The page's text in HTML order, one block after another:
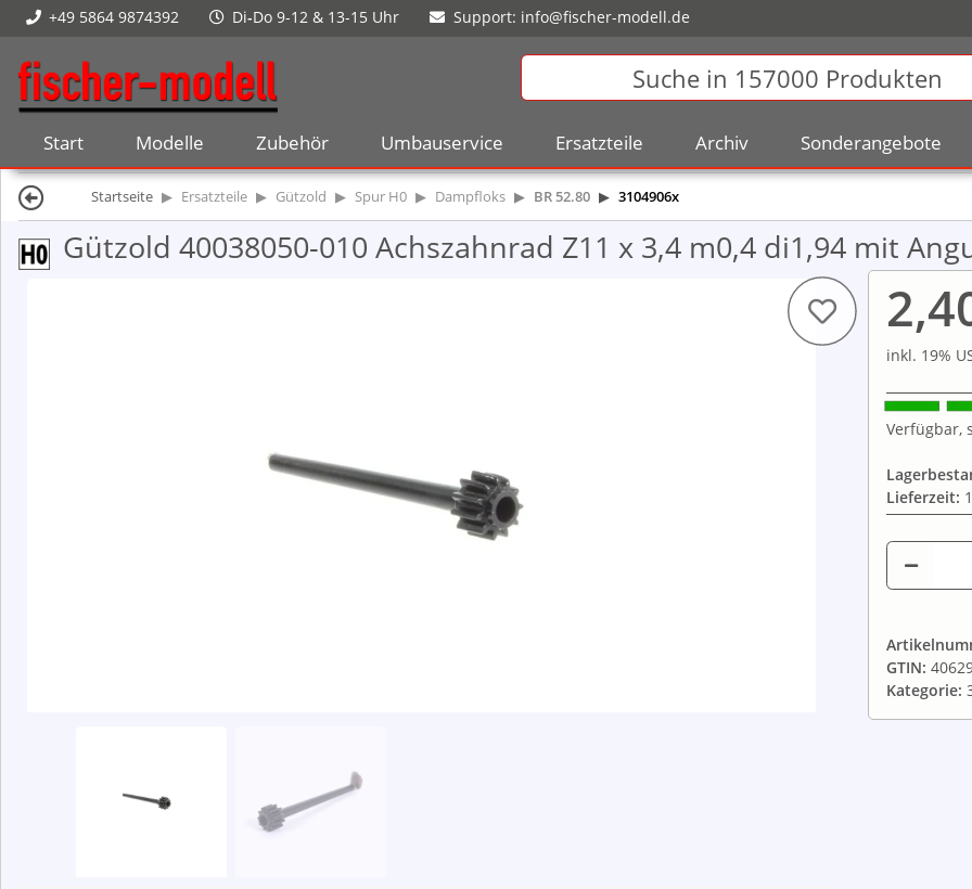
+49 5864 9874392 Di-Do 9-12 & 13-15 Uhr Support: info@fischer-modell.de
Start Modelle Zubehör Umbauservice Ersatzteile Archiv Sonderangebote
Startseite Ersatzteile Gützold Spur H0 Dampfloks BR 52.80 3104906x
Gützold 40038050-010 Achszahnrad Z11 x 3,4 m0,4 di1,94 mit
inkl. 19%
Verfügbar,
Lieferzeit:
GTIN:
Kategorie: